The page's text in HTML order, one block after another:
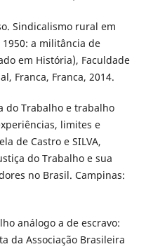
Sindicalismo rural em
1950: a militância de
em História), Faculdade
Franca, Franca, 2014.
do Trabalho e trabalho
limites e
de Castro e SILVA,
do Trabalho e sua
no Brasil. Campinas:
análogo a de escravo:
da Associação Brasileira